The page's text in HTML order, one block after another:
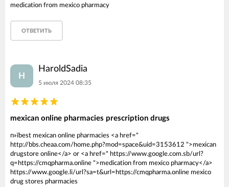
medication from mexico pharmacy
ОТВЕТИТЬ
H
HaroldSadia
5 июля 2024 08:35
mexican online pharmacies prescription drugs
п»їbest mexican online pharmacies <a href="
http://bbs.cheaa.com/home.php?mod=space&uid=3153612 ">mexican
drugstore online</a> or <a href=" https://www.google.com.sb/url?
q=https://cmqpharma.online ">medication from mexico pharmacy</a>
https://www.google.li/url?sa=t&url=https://cmqpharma.online mexico
drug stores pharmacies